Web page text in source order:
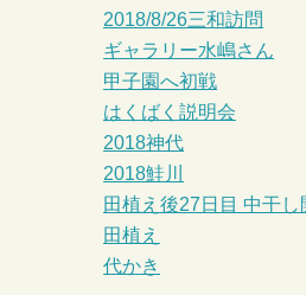
2018/8/26三和訪問
ギャラリー水嶋さん
甲子園へ初戦
はくばく説明会
2018神代
2018鮭川
田植え後27日目 中干し
田植え
代かき